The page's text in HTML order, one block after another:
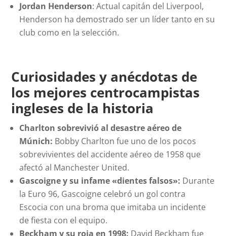
Jordan Henderson: Actual capitán del Liverpool,
Henderson ha demostrado ser un líder tanto en su
club como en la selección.
Curiosidades y anécdotas de
los mejores centrocampistas
ingleses de la historia
Charlton sobrevivió al desastre aéreo de
Múnich: Bobby Charlton fue uno de los pocos
sobrevivientes del accidente aéreo de 1958 que
afectó al Manchester United.
Gascoigne y su infame «dientes falsos»: Durante
la Euro 96, Gascoigne celebró un gol contra
Escocia con una broma que imitaba un incidente
de fiesta con el equipo.
Beckham y su roja en 1998: David Beckham fue